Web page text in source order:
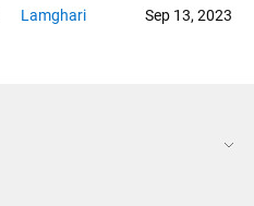
Sep 13, 2023
Lamghari